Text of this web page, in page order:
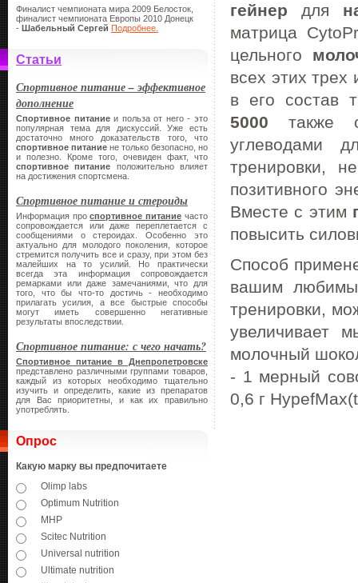
Финалист чемпионата мира 2009 Белосток,
финалист чемпионата Европы 2010 Донецк
- Шабельный Сергей Подробнее.
Статьи
Спортивное питание – эффективное
дополнение
Спортивное питаниеи польза от него - это
популярная тема для дискуссий. Уже есть
достаточно много доказательств того, что
спортивное питание не только безопасно, но
и полезно. Кроме того, очевиден факт, что
спортивное питание положительно влияет
на достижения спортсмена.
Спортивное питание и стероиды
Информация проспортивное питание часто
сопровождается или даже переплетается с
сообщениями о стероидах. Особенно это
актуально для молодого поколения, которое
стремится получить все и сразу, при этом без
малейших на то усилий. Но практически
всегда эта информация сопровождается
ремарками или даже замечаниями, что для
того, что бы что-то достичь - необходимо
прилагать усилия, а все быстрые способы
могут иметь совершенно негативные
результаты впоследствии.
Спортивное питание: с чего начать?
Спортивное питание в Днепропетровске
представлено различными группами товаров,
каждый из которых необходимо тщательно
изучить и определить, какие из препаратов
для Вас приоритетны, и как их правильно
употреблять.
Опрос
Какую марку вы предпочитаете
Olimp labs
Optimum Nutrition
MHP
Scitec Nutrition
Universal nutrition
Ultimate nutrition
гейнер для
матрица
цельного
всех этих
в его состав
5000 также
углеводами
тренировки,
позитивного
Вместе с этим
повысить
Способ
вашим
тренировки,
увеличивает
молочный
- 1 мерный
0,6 г